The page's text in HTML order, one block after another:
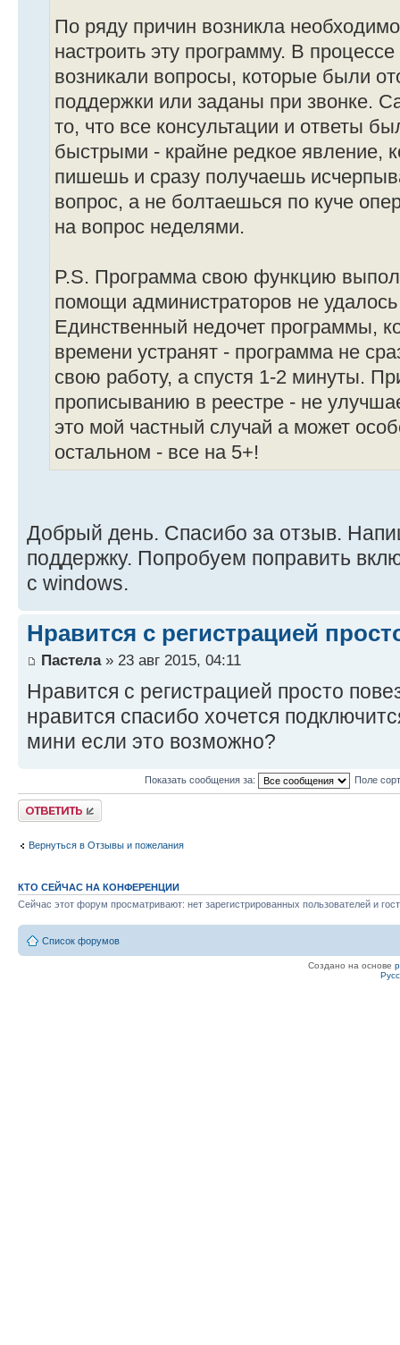
По ряду причин возникла
настроить эту программу. В
возникали вопросы, которые были
поддержки или заданы при звонке.
то, что все консультации и ответы
быстрыми - крайне редкое явление,
пишешь и сразу получаешь
вопрос, а не болтаешься по куче
на вопрос неделями.
P.S. Программа свою функцию
помощи администраторов не
Единственный недочет программы,
времени устранят - программа не
свою работу, а спустя 1-2 минуты.
прописыванию в реестре - не
это мой частный случай а может
остальном - все на 5+!
Добрый день. Спасибо за отзыв.
поддержку. Попробуем поправить
с windows.
Нравится с регистрацией
Пастела» 23 авг 2015, 04:11
Нравится с регистрацией просто
нравится спасибо хочется
мини если это возможно?
Показать сообщения за: Поле
Ответить
Вернуться в Отзывы и пожелания
КТО СЕЙЧАС НА КОНФЕРЕНЦИИ
Сейчас этот форум просматривают: нет зарегистрированных пользователей и
Список форумов
Создано на основе